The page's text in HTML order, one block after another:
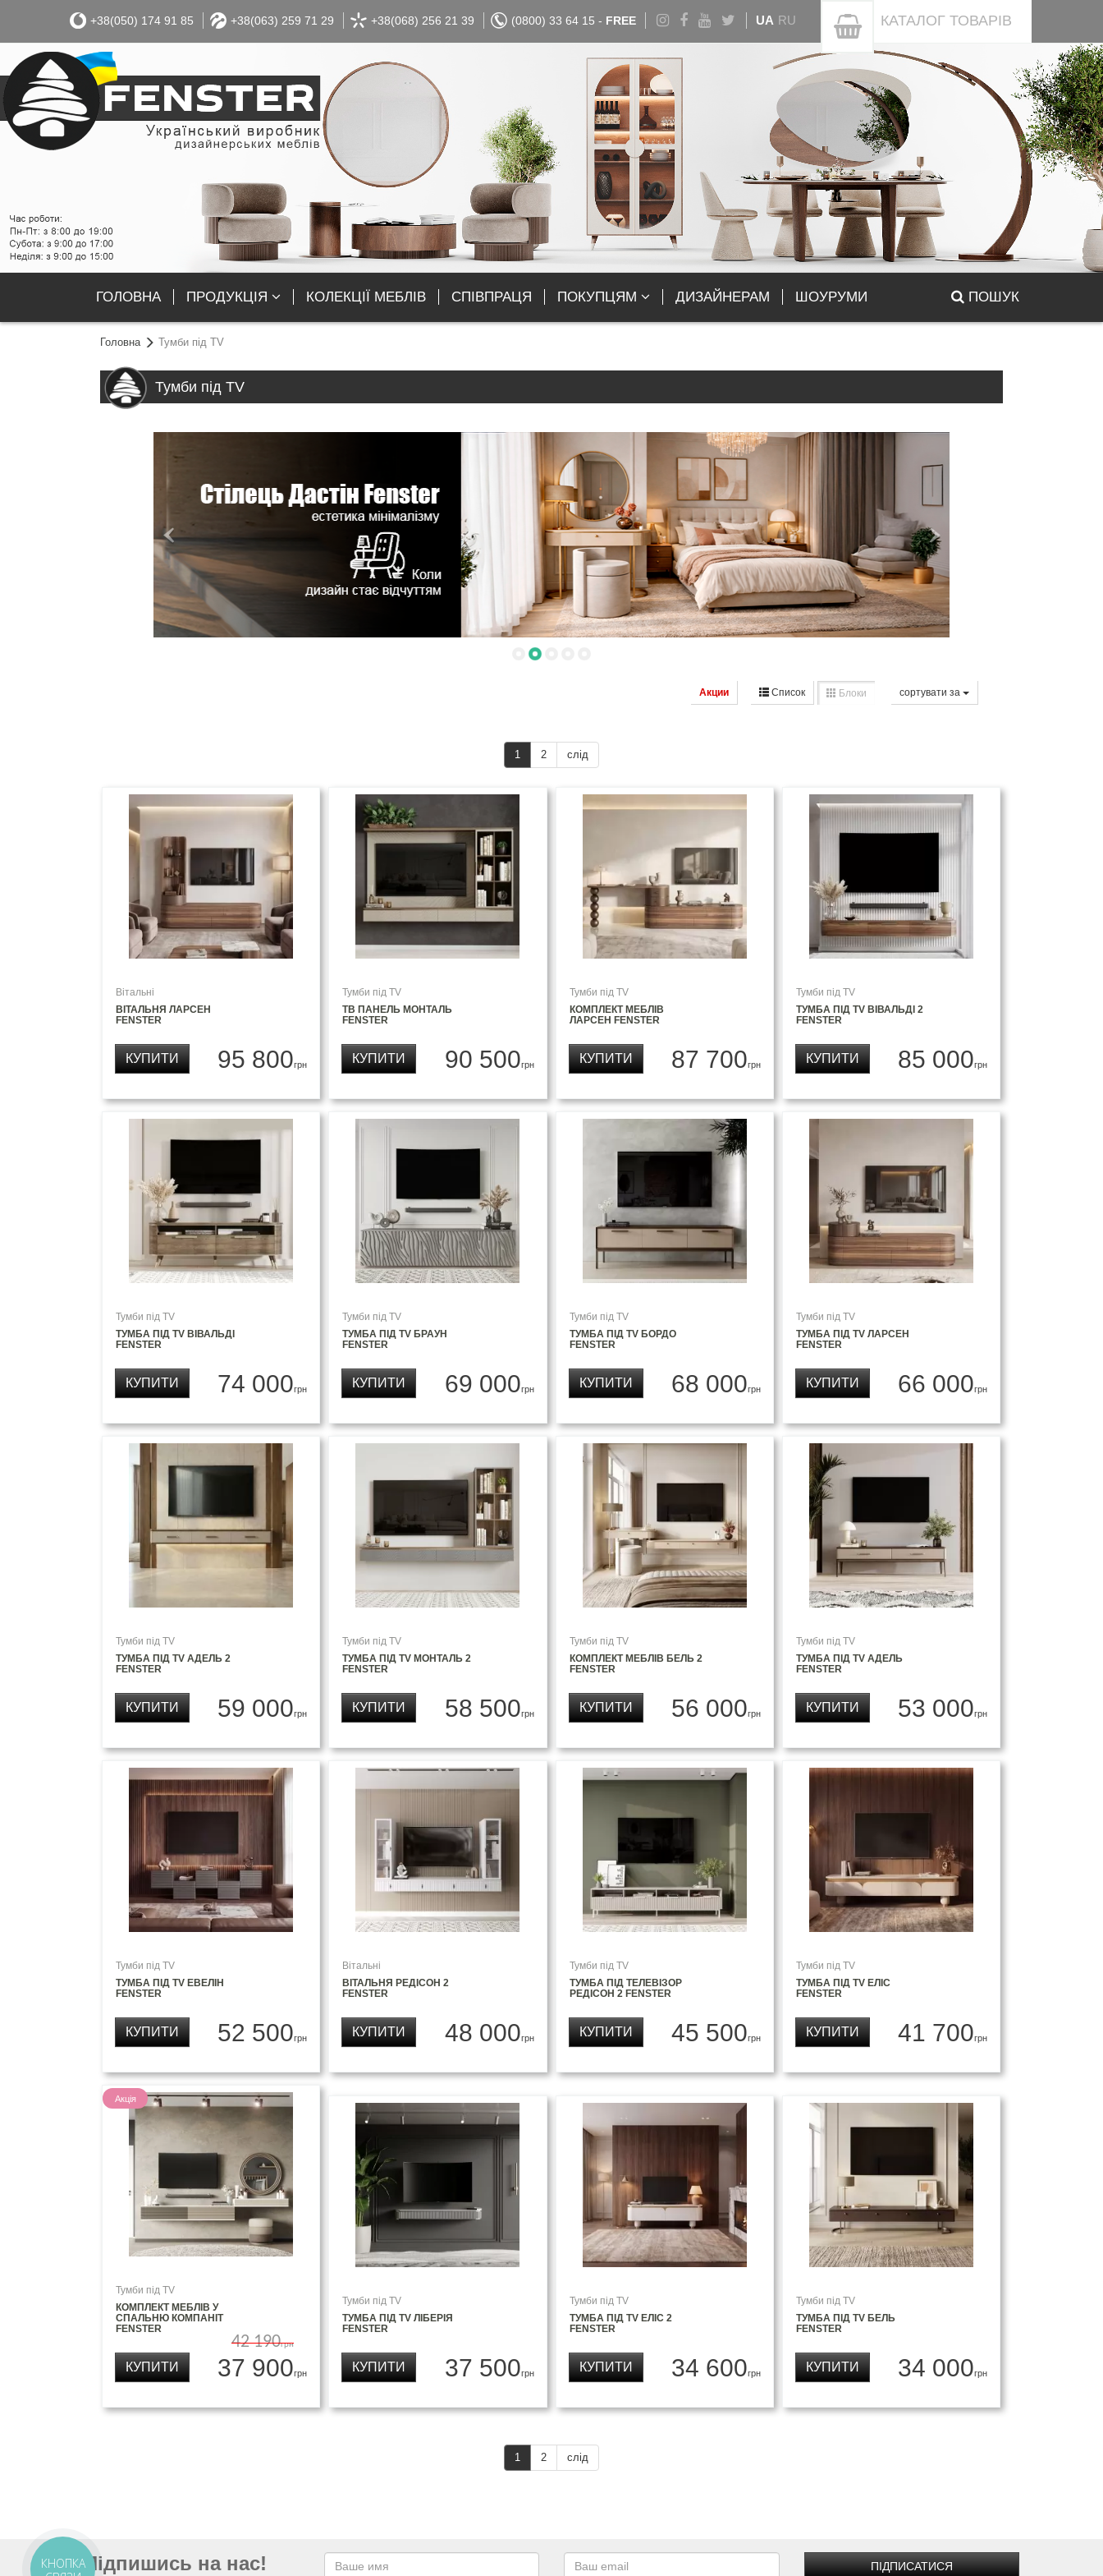
+38(050) 174 91 85 +38(063) 259 71 29 +38(068) 256 21 39 (0800) 33 64 15 - FREE UA RU КАТАЛОГ ТОВАРІВ
ГОЛОВНА ПРОДУКЦІЯ КОЛЕКЦІЇ МЕБЛІВ СПІВПРАЦЯ ПОКУПЦЯМ ДИЗАЙНЕРАМ ШОУРУМИ ПОШУК
Головна Тумби під TV
Тумби під TV
сортувати за
Акции Список Блоки
1 2 слід
Вітальні
ВІТАЛЬНЯ ЛАРСЕН
FENSTER
95 800грн
КУПИТИ
Тумби під TV
ТВ ПАНЕЛЬ МОНТАЛЬ
FENSTER
90 500грн
КУПИТИ
Тумби під TV
КОМПЛЕКТ МЕБЛІВ
ЛАРСЕН FENSTER
87 700грн
КУПИТИ
Тумби під TV
ТУМБА ПІД TV ВІВАЛЬДІ 2
FENSTER
85 000грн
КУПИТИ
Тумби під TV
ТУМБА ПІД TV ВІВАЛЬДІ
FENSTER
74 000грн
КУПИТИ
Тумби під TV
ТУМБА ПІД TV БРАУН
FENSTER
69 000грн
КУПИТИ
Тумби під TV
ТУМБА ПІД TV БОРДО
FENSTER
68 000грн
КУПИТИ
Тумби під TV
ТУМБА ПІД TV ЛАРСЕН
FENSTER
66 000грн
КУПИТИ
Тумби під TV
ТУМБА ПІД TV АДЕЛЬ 2
FENSTER
59 000грн
КУПИТИ
Тумби під TV
ТУМБА ПІД TV МОНТАЛЬ 2
FENSTER
58 500грн
КУПИТИ
Тумби під TV
КОМПЛЕКТ МЕБЛІВ БЕЛЬ 2
FENSTER
56 000грн
КУПИТИ
Тумби під TV
ТУМБА ПІД TV АДЕЛЬ
FENSTER
53 000грн
КУПИТИ
Тумби під TV
ТУМБА ПІД TV ЕВЕЛІН
FENSTER
52 500грн
КУПИТИ
Вітальні
ВІТАЛЬНЯ РЕДІСОН 2
FENSTER
48 000грн
КУПИТИ
Тумби під TV
ТУМБА ПІД ТЕЛЕВІЗОР
РЕДІСОН 2 FENSTER
45 500грн
КУПИТИ
Тумби під TV
ТУМБА ПІД TV ЕЛІС
FENSTER
41 700грн
КУПИТИ
Акція
Тумби під TV
КОМПЛЕКТ МЕБЛІВ У
СПАЛЬНЮ КОМПАНІТ
FENSTER
42 190грн
37 900грн
КУПИТИ
Тумби під TV
ТУМБА ПІД TV ЛІБЕРІЯ
FENSTER
37 500грн
КУПИТИ
Тумби під TV
ТУМБА ПІД TV ЕЛІС 2
FENSTER
34 600грн
КУПИТИ
Тумби під TV
ТУМБА ПІД TV БЕЛЬ
FENSTER
34 000грн
КУПИТИ
1 2 слід
Підпишись на нас! ПІДПИСАТИСЯ
КНОПКА